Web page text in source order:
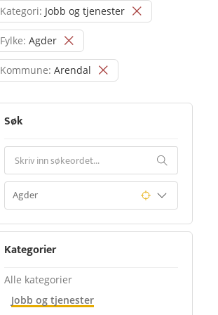
Kategori: Jobb og tjenester
Fylke: Agder
Kommune: Arendal
Søk
Kategorier
Alle kategorier
Jobb og tjenester